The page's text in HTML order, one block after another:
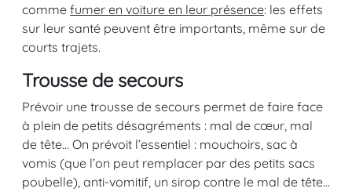
comme fumer en voiture en leur présence: les effets
sur leur santé peuvent être importants, même sur de
courts trajets.
Trousse de secours
Prévoir une trousse de secours permet de faire face
à plein de petits désagréments : mal de cœur, mal
de tête… On prévoit l’essentiel : mouchoirs, sac à
vomis (que l’on peut remplacer par des petits sacs
poubelle), anti-vomitif, un sirop contre le mal de tête…